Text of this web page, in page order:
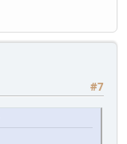
#7